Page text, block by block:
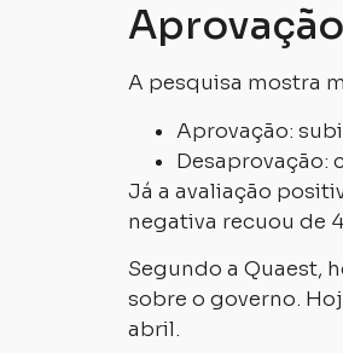
A pesquisa mostra
Aprovação:
Desaprovação:
Já a avaliação
negativa recuou de
Segundo a Quaest,
sobre o governo.
abril.